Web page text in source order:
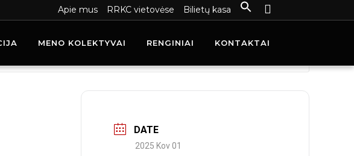
Apie mus RRKC vietovėse Bilietų kasa
MENO KOLEKTYVAI RENGINIAI KONTAKTAI
DATE
2025 Kov 01